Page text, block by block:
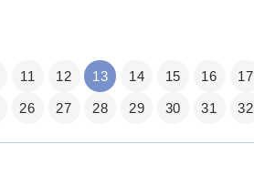
11 12 13 14 15 16 17
26 27 28 29 30 31 32